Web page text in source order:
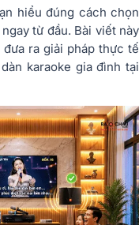
hiểu đúng cách chọn
từ đầu. Bài viết này
ra giải pháp thực tế
karaoke gia đình tại